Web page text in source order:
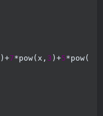
)+7*pow(x, 3 )+5*pow(x,